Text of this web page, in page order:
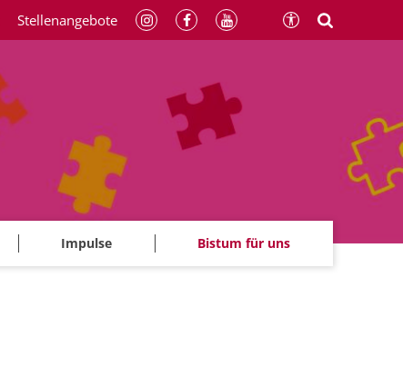
Impulse Bistum für uns
Stellenangebote